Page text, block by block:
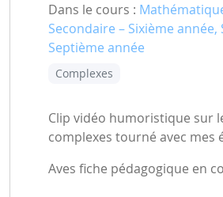
Dans le cours :
Secondaire – Sixième année,
Septième année
Complexes
Clip vidéo humoristique sur
complexes tourné avec mes
Aves fiche pédagogique en